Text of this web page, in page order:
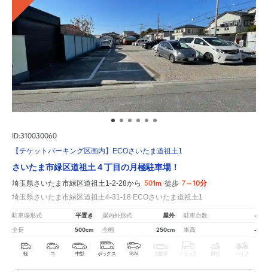
ID:310030060
【チケットパーキング区画内】ECOさいたま道祖土1
さいたま市緑区道祖土４丁目の月極駐車場！
埼玉県さいたま市緑区道祖土1-2-28から 501m 徒歩 7～10分
埼玉県さいたま市緑区道祖土4-31-18 ECOさいたま道祖土1
駐車場形式 平置き 屋内外形式 屋外 駐車台数 -
全長 500cm 全幅 250cm 車高 -
軽 コ 中型 ボックス SUV 大型車 トラック 原付 バイク